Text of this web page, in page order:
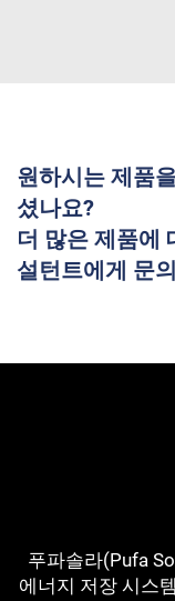
원하시는 제품
셨나요?
더 많은 제품에
설턴트에게 문
푸파솔라(Pufa
에너지 저장 시스